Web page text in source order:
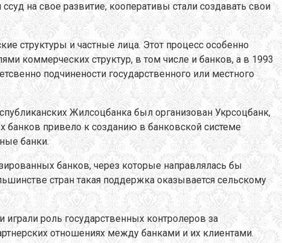
на свое развитие, кооперативы стали создавать свои
структуры и частные лица. Этот процесс особенно
коммерческих структур, в том числе и банков, а в 1993
подчинености государственного или местного
Жилсоцбанка был организован Укрсоцбанк,
банков привело к созданию в банковской системе
банки.
банков, через которые направлялась бы
стран такая поддержка оказывается сельскому
роль государственных контролеров за
отношениях между банками и их клиентами.